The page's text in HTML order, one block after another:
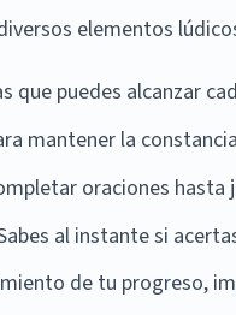
elementos
que puedes alcanzar
mantener la
oraciones
al instante si
de tu progreso,